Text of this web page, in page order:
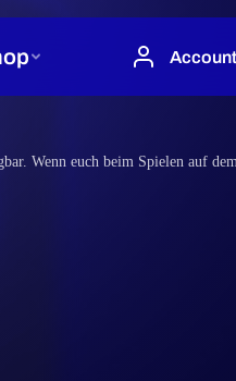
Wenn euch beim Spielen auf